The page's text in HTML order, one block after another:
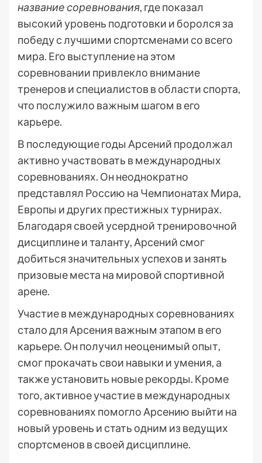
название соревнования, где показал
высокий уровень подготовки и боролся за
победу с лучшими спортсменами со всего
мира. Его выступление на этом
соревновании привлекло внимание
тренеров и специалистов в области спорта,
что послужило важным шагом в его
карьере.
В последующие годы Арсений продолжал
активно участвовать в международных
соревнованиях. Он неоднократно
представлял Россию на Чемпионатах Мира,
Европы и других престижных турнирах.
Благодаря своей усердной тренировочной
дисциплине и таланту, Арсений смог
добиться значительных успехов и занять
призовые места на мировой спортивной
арене.
Участие в международных соревнованиях
стало для Арсения важным этапом в его
карьере. Он получил неоценимый опыт,
смог прокачать свои навыки и умения, а
также установить новые рекорды. Кроме
того, активное участие в международных
соревнованиях помогло Арсению выйти на
новый уровень и стать одним из ведущих
спортсменов в своей дисциплине.